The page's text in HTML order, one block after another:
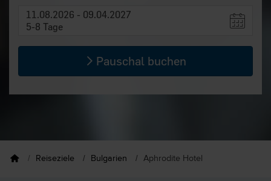
11.08.2026 - 09.04.2027
5-8 Tage
Pauschal buchen
Reiseziele Bulgarien Aphrodite Hotel